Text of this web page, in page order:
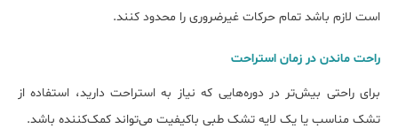
است لازم باشد تمام حرکات غیرضروری را محدود کنند.
راحت ماندن در زمان استراحت
برای راحتی بیش‌تر در دوره‌هایی که نیاز به استراحت دارید، استفاده از
تشک مناسب یا یک لایه تشک طبی باکیفیت می‌تواند کمک‌کننده باشد.